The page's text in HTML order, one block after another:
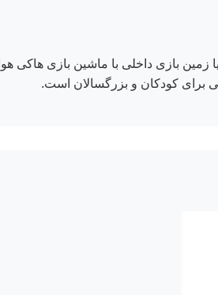
بازی داخلی با ماشین بازی هاکی